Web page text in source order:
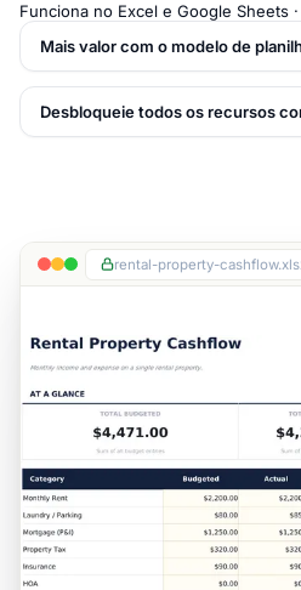
Funciona no Excel e Google Sheets ·
Mais valor com o modelo de
Desbloqueie todos os recursos
rental-property-